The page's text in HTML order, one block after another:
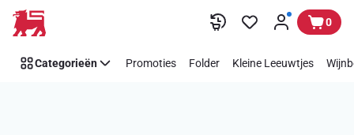
Overslaan 0
Categorieën Promoties Folder Kleine Leeuwtjes